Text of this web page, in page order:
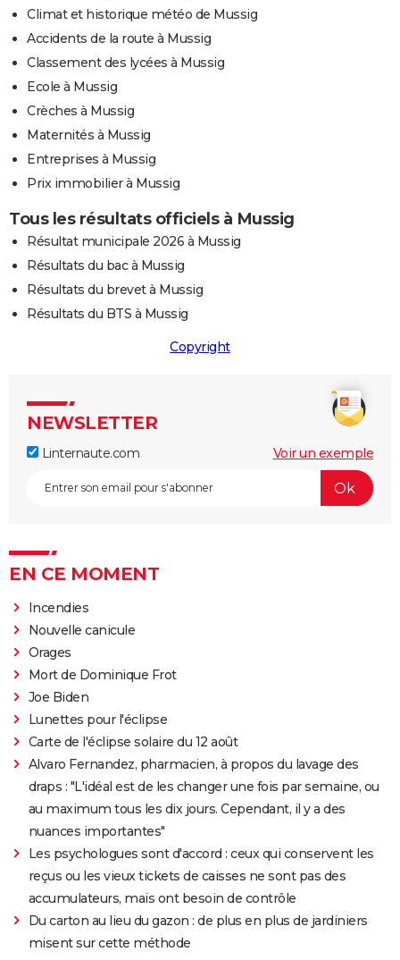
Climat et historique météo de Mussig
Accidents de la route à Mussig
Classement des lycées à Mussig
Ecole à Mussig
Crèches à Mussig
Maternités à Mussig
Entreprises à Mussig
Prix immobilier à Mussig
Tous les résultats officiels à Mussig
Résultat municipale 2026 à Mussig
Résultats du bac à Mussig
Résultats du brevet à Mussig
Résultats du BTS à Mussig
Copyright
NEWSLETTER
Linternaute.com Voir un exemple
EN CE MOMENT
Incendies
Nouvelle canicule
Orages
Mort de Dominique Frot
Joe Biden
Lunettes pour l'éclipse
Carte de l'éclipse solaire du 12 août
Alvaro Fernandez, pharmacien, à propos du lavage des
draps : "L'idéal est de les changer une fois par semaine, ou
au maximum tous les dix jours. Cependant, il y a des
nuances importantes"
Les psychologues sont d'accord : ceux qui conservent les
reçus ou les vieux tickets de caisses ne sont pas des
accumulateurs, mais ont besoin de contrôle
Du carton au lieu du gazon : de plus en plus de jardiniers
misent sur cette méthode